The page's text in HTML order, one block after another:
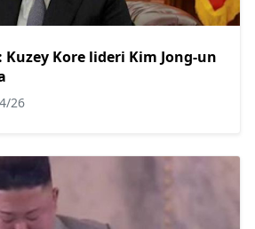
Kuzey Kore lideri Kim Jong-un
26